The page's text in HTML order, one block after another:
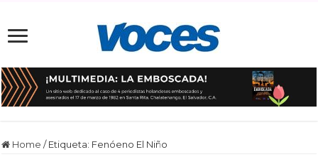
Home / Etiqueta: Fenóeno El Niño